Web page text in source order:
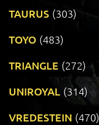
TAURUS (303)
TOYO (483)
TRIANGLE (272)
UNIROYAL (314)
VREDESTEIN (470)